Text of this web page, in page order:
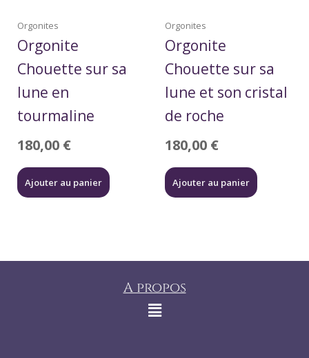
Orgonites
Orgonite
Chouette sur sa
lune en
tourmaline
180,00 €
Ajouter au panier
Orgonites
Orgonite
Chouette sur sa
lune et son cristal
de roche
180,00 €
Ajouter au panier
A propos